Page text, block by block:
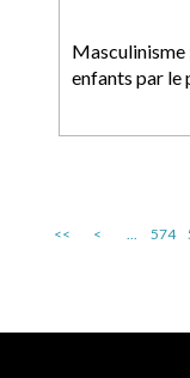
Masculinisme
enfants par le
<< < ... 574